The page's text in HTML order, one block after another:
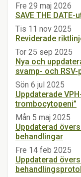
Fre 29 maj 2026
SAVE THE
Tis 11 nov 2025
Reviderade
Tor 25 sep 2025
Nya och
svamp- och
Sön 6 jul 2025
Uppdaterade
trombocytopeni”
Mån 5 maj 2025
Uppdaterad
behandlingar
Fre 14 feb 2025
Uppdaterad